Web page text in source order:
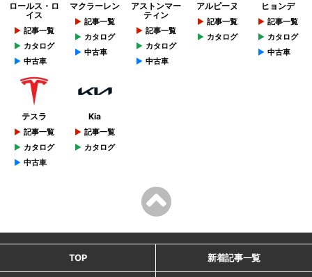
ロールス・ロ
イス
記事一覧
カタログ
中古車
マクラーレン
記事一覧
カタログ
中古車
アストンマー
ティン
記事一覧
カタログ
中古車
アルピーヌ
記事一覧
カタログ
ヒョンデ
記事一覧
カタログ
中古車
テスラ
記事一覧
カタログ
中古車
Kia
記事一覧
カタログ
TOP 新着記事一覧